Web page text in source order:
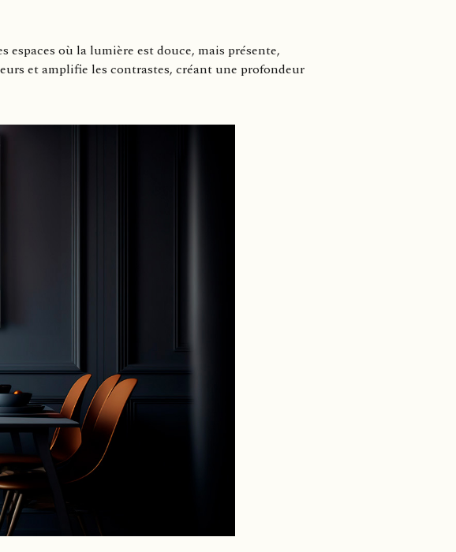
où la lumière est douce, mais présente,
et amplifie les contrastes, créant une profondeur